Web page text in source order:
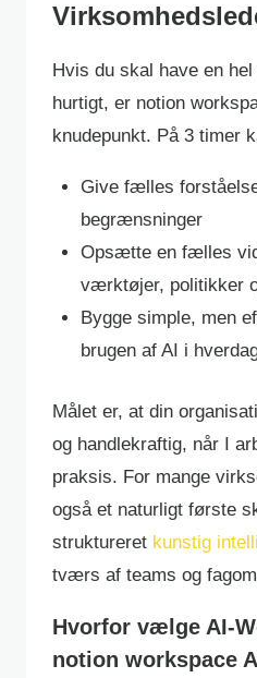
Hvis du skal have en
hurtigt, er notion
knudepunkt. På 3 timer
Give fælles
begrænsninger
Opsætte en fælles
værktøjer, politikker
Bygge simple, men
brugen af AI i
Målet er, at din
og handlekraftig, når I
praksis. For mange
også et naturligt første
struktureret kunstig
tværs af teams og
Hvorfor vælge AI-
notion workspace